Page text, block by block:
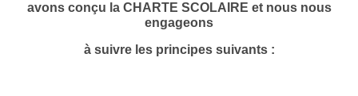
avons conçu la CHARTE SCOLAIRE et nous nous
engageons
à suivre les principes suivants :